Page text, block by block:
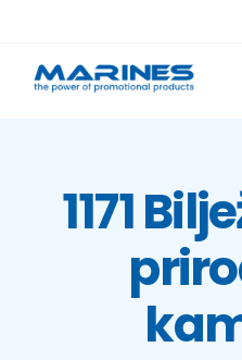
content
Tehnologije tiska
1171